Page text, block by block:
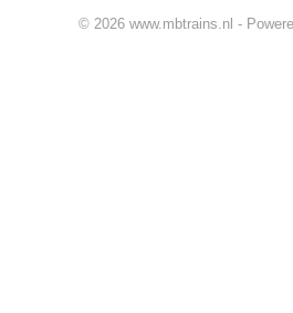
© 2026 www.mbtrains.nl -